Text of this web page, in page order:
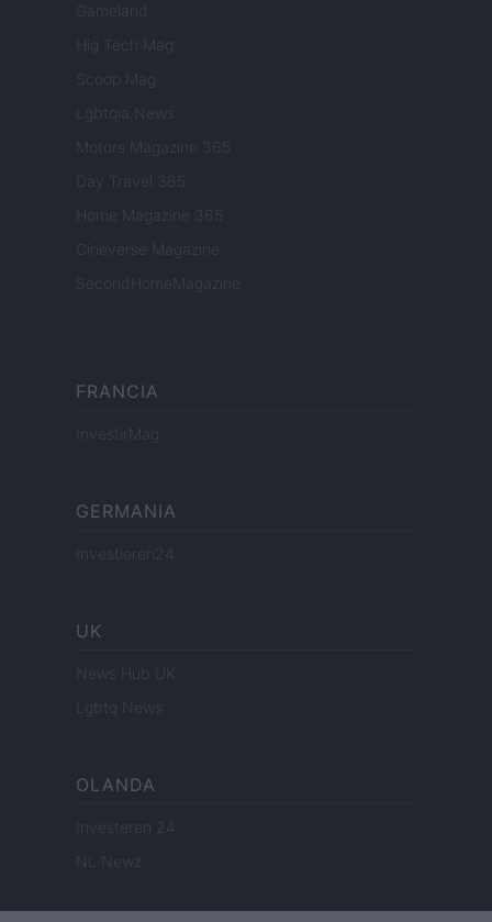
Gameland
Hig Tech Mag
Scoop Mag
Lgbtqia News
Motors Magazine 365
Day Travel 365
Home Magazine 365
Cineverse Magazine
SecondHomeMagazine
FRANCIA
InvestirMag
GERMANIA
Investieren24
UK
News Hub UK
Lgbtq News
OLANDA
Investeren 24
NL Newz